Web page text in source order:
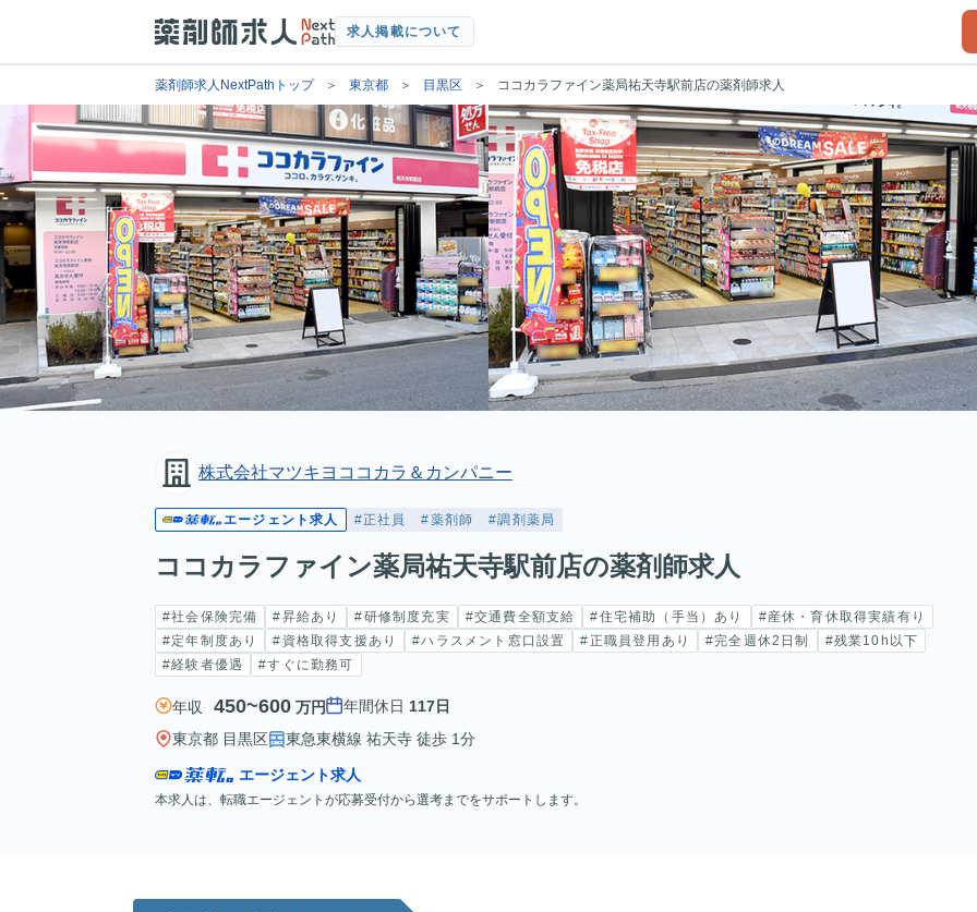
求人掲載について
薬剤師求人NextPathトップ 東京都 目黒区 ココカラファイン薬局祐天寺駅前店の薬剤師求人
株式会社マツキヨココカラ＆カンパニー
エージェント求人 #正社員 #薬剤師 #調剤薬局
ココカラファイン薬局祐天寺駅前店の薬剤師求人
#社会保険完備 #昇給あり #研修制度充実 #交通費全額支給 #住宅補助（手当）あり
#産休・育休取得実績有り
#定年制度あり
#資格取得支援あり #ハラスメント窓口設置 #正職員登用あり #完全週休2日制
#残業10h以下
#経験者優遇
#すぐに勤務可
年収 450~600 万円 年間休日 117日
東京都 目黒区
東急東横線 祐天寺 徒歩 1分
エージェント求人
本求人は、転職エージェントが応募受付から選考までをサポートします。